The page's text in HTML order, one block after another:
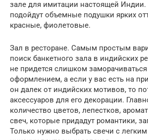
зале для имитации настоящей Индии.
подойдут объемные подушки ярких
красные, фиолетовые.
Зал в ресторане. Самым простым
поиск банкетного зала в индийских
не придется слишком заморачиваться
оформлением, а если у вас есть на
он далек от индийских мотивов, то
аксессуаров для его декорации.
количество цветов, лепестков,
свеч, которые придадут романтики,
Только нужно выбрать свечи с